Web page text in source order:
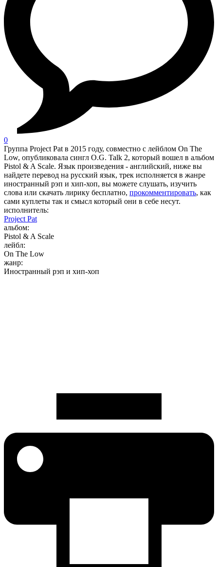
0
Группа Project Pat в 2015 году, совместно с лейблом On The
Low, опубликовала сингл O.G. Talk 2, который вошел в альбом
Pistol & A Scale. Язык произведения - английский, ниже вы
найдете перевод на русский язык, трек исполняется в жанре
иностранный рэп и хип-хоп, вы можете слушать, изучить
слова или скачать лирику бесплатно, прокомментировать, как
сами куплеты так и смысл который они в себе несут.
исполнитель:
Project Pat
альбом:
Pistol & A Scale
лейбл:
On The Low
жанр:
Иностранный рэп и хип-хоп